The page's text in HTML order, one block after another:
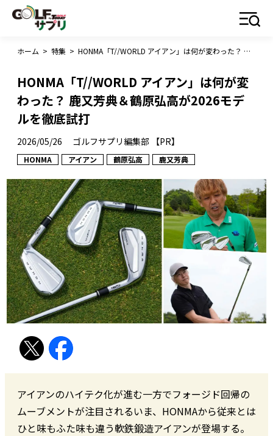
ホーム > 特集 > HONMA「T//WORLD アイアン」は何が変わった？ 鹿又芳典＆鶴原弘高が2026モデルを徹底試打
HONMA「T//WORLD アイアン」は何が変
わった？ 鹿又芳典＆鶴原弘高が2026モデ
ルを徹底試打
2026/05/26 ゴルフサプリ編集部 【PR】
HONMA アイアン 鶴原弘高 鹿又芳典
アイアンのハイテク化が進む一方でフォージド回帰の
ムーブメントが注目されるいま、HONMAから従来とは
ひと味もふた味も違う軟鉄鍛造アイアンが登場する。